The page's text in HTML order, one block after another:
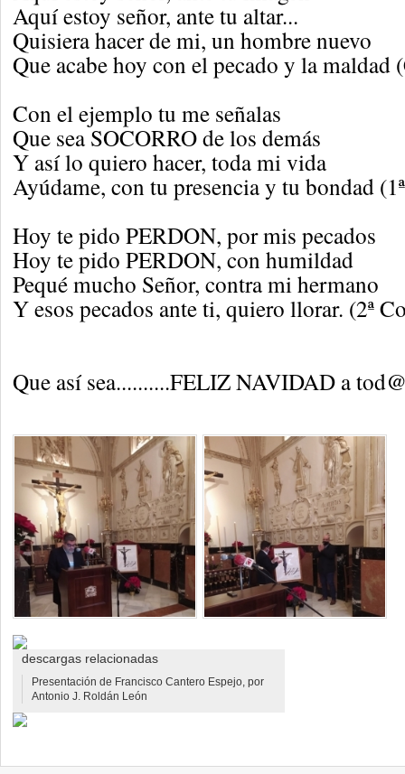
Aquí estoy señor, ante tu altar...
Quisiera hacer de mi, un hombre nuevo
Que acabe hoy con el pecado y la maldad
Con el ejemplo tu me señalas
Que sea SOCORRO de los demás
Y así lo quiero hacer, toda mi vida
Ayúdame, con tu presencia y tu bondad
Hoy te pido PERDON, por mis pecados
Hoy te pido PERDON, con humildad
Pequé mucho Señor, contra mi hermano
Y esos pecados ante ti, quiero llorar. (2ª
Que así sea..........FELIZ NAVIDAD a
descargas relacionadas
Presentación de Francisco Cantero Espejo, por
Antonio J. Roldán León